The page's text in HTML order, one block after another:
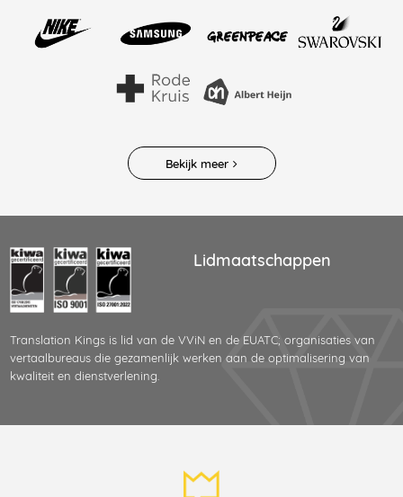
Bekijk meer
Lidmaatschappen
Translation Kings is lid van de VViN en de EUATC; organisaties van
vertaalbureaus die gezamenlijk werken aan de optimalisering van
kwaliteit en dienstverlening.